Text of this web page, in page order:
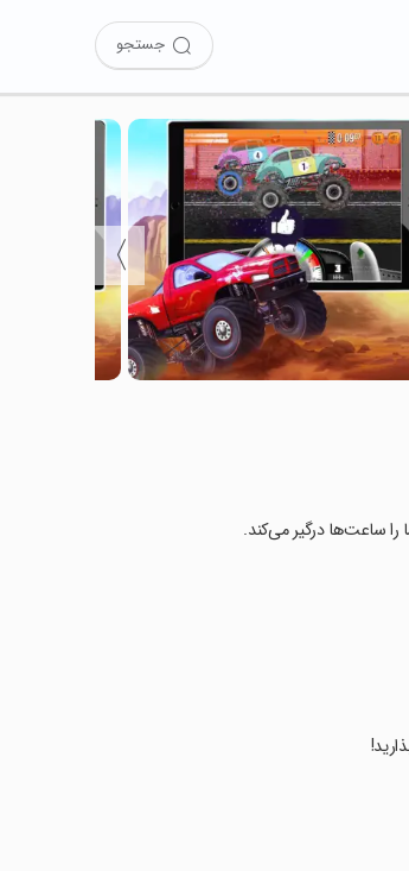
جستجو
〉
را ساعت‌ها درگیر می‌کند.